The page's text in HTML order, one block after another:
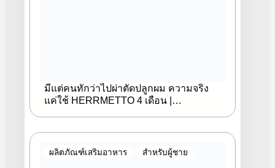
มีแต่คนทักว่าไปผ่าตัดปลูกผม ความจริง
แค่ใช้ HERRMETTO 4 เดือน |
ผลิตภัณฑ์เสริมอาหาร สำหรับผู้ชาย